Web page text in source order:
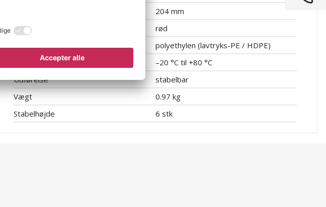
204 mm
Lågfarve
rød
polyethylen (lavtryks-PE / HDPE)
Temperaturbestandighed
–20 °C til +80 °C
Udførelse
stabelbar
Vægt
0.97 kg
Stabelhøjde
6 stk